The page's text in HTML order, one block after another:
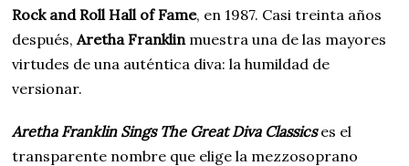
Rock and Roll Hall of Fame, en 1987. Casi treinta años
después,Aretha Franklin muestra una de las mayores
virtudes de una auténtica diva: la humildad de
versionar.
Aretha Franklin Sings The Great Diva Classics es el
transparente nombre que elige la mezzosoprano